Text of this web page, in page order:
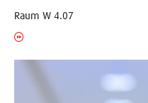
Raum W 4.07